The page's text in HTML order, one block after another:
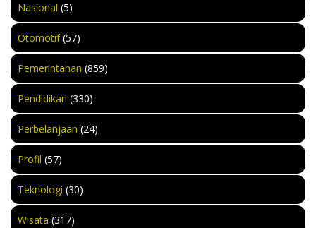
Nasional (5)
Otomotif(57)
Pemerintahan (859)
Pendidikan (330)
Perbelanjaan (24)
Profil (57)
Teknologi (30)
Wisata (317)